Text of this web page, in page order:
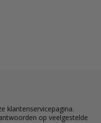
klantenservicepagina.
op veelgestelde